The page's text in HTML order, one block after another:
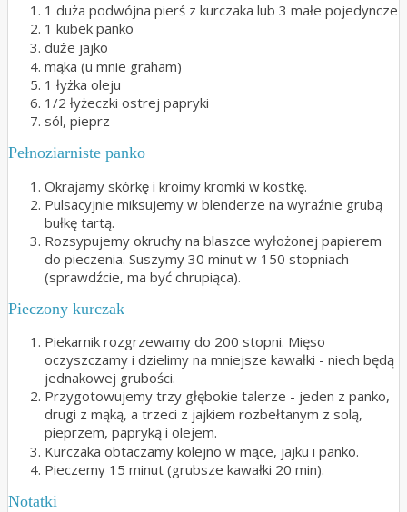
1 duża podwójna pierś z kurczaka lub 3 małe pojedyncze
1 kubek panko
duże jajko
mąka (u mnie graham)
1 łyżka oleju
1/2 łyżeczki ostrej papryki
sól, pieprz
Pełnoziarniste panko
Okrajamy skórkę i kroimy kromki w kostkę.
Pulsacyjnie miksujemy w blenderze na wyraźnie grubą
bułkę tartą.
Rozsypujemy okruchy na blaszce wyłożonej papierem
do pieczenia. Suszymy 30 minut w 150 stopniach
(sprawdźcie, ma być chrupiąca).
Pieczony kurczak
Piekarnik rozgrzewamy do 200 stopni. Mięso
oczyszczamy i dzielimy na mniejsze kawałki - niech będą
jednakowej grubości.
Przygotowujemy trzy głębokie talerze - jeden z panko,
drugi z mąką, a trzeci z jajkiem rozbełtanym z solą,
pieprzem, papryką i olejem.
Kurczaka obtaczamy kolejno w mące, jajku i panko.
Pieczemy 15 minut (grubsze kawałki 20 min).
Notatki